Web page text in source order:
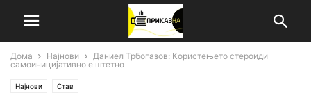
Дома Најнови
Даниел Трбогазов: Користењето стероиди
самоиницијативно е штетно
Најнови Став